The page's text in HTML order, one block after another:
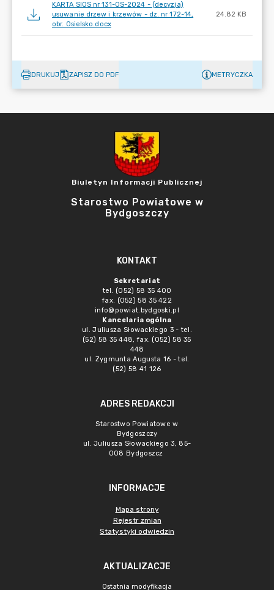
KARTA SIOS nr 131-OS-2024 - (decyzja)
usuwanie drzew i krzewów - dz. nr 172-14,
obr. Osielsko.docx
24.82 KB
DRUKUJ ZAPISZ DO PDF METRYCZKA
Biuletyn Informacji Publicznej
Starostwo Powiatowe w
Bydgoszczy
KONTAKT
Sekretariat
tel. (052) 58 35 400
fax. (052) 58 35 422
info@powiat.bydgoski.pl
Kancelaria ogólna
ul. Juliusza Słowackiego 3 - tel.
(52) 58 35 448, fax. (052) 58 35
448
ul. Zygmunta Augusta 16 - tel.
(52) 58 41 126
ADRES REDAKCJI
Starostwo Powiatowe w
Bydgoszczy
ul. Juliusza Słowackiego 3, 85-
008 Bydgoszcz
INFORMACJE
Mapa strony
Rejestr zmian
Statystyki odwiedzin
AKTUALIZACJE
Ostatnia modyfikacja